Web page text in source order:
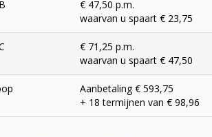
€ 47,50 p.m.
waarvan u spaart € 23,75
€ 71,25 p.m.
waarvan u spaart € 47,50
Aanbetaling € 593,75
+ 18 termijnen van € 98,96